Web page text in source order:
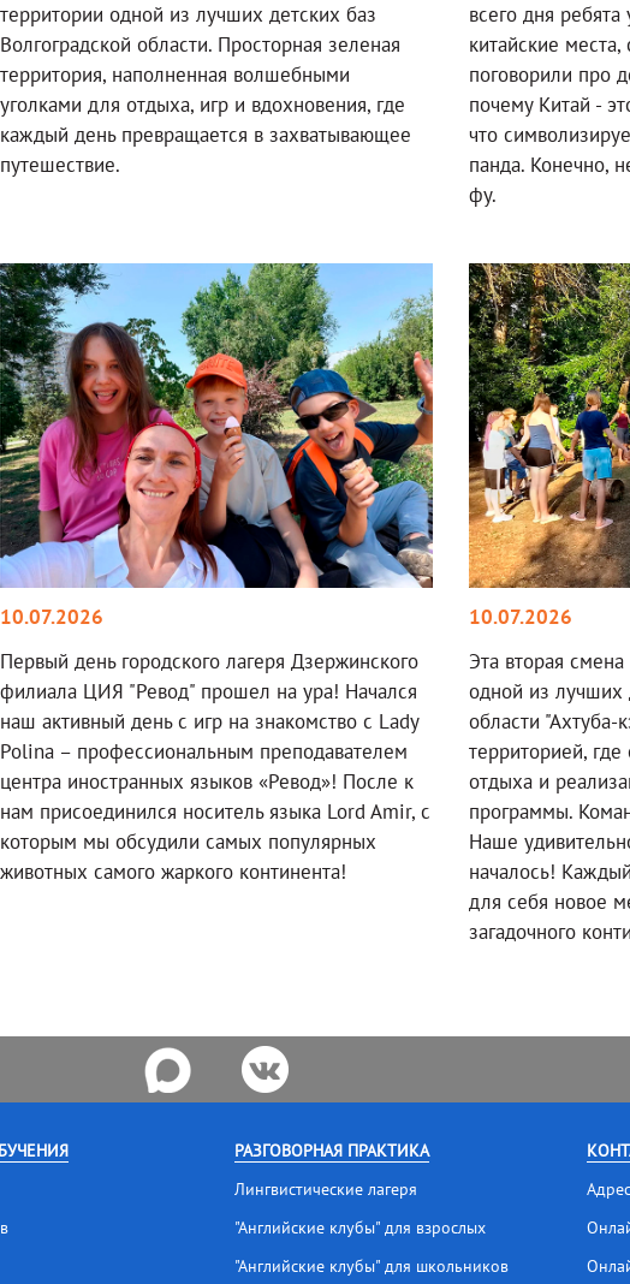
территории одной из лучших детских баз
Волгоградской области. Просторная зеленая
территория, наполненная волшебными
уголками для отдыха, игр и вдохновения, где
каждый день превращается в захватывающее
путешествие.
всего дня
китайские
поговорили про
почему Китай -
что
панда. Конечно,
фу.
10.07.2026
Первый день городского лагеря Дзержинского
филиала ЦИЯ "Ревод" прошел на ура! Начался
наш активный день с игр на знакомство с Lady
Polina – профессиональным преподавателем
центра иностранных языков «Ревод»! После к
нам присоединился носитель языка Lord Amir, с
которым мы обсудили самых популярных
животных самого жаркого континента!
10.07.2026
Эта вторая
одной из лучших
области
территорией,
отдыха и
программы.
Наше
началось!
для себя новое
загадочного
РАЗГОВОРНАЯ ПРАКТИКА
Лингвистические лагеря
"Английские клубы" для взрослых
"Английские клубы" для школьников